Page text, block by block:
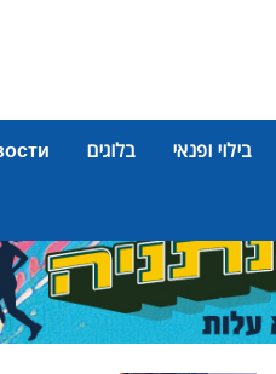
בילוי ופנאי בלוגים